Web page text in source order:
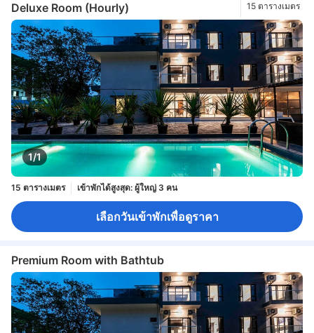
Deluxe Room (Hourly) 15 ตารางเมตร
1/1
15 ตารางเมตร เข้าพักได้สูงสุด: ผู้ใหญ่ 3 คน
เลือกวันเข้าพักเพื่อดูราคา
Premium Room with Bathtub